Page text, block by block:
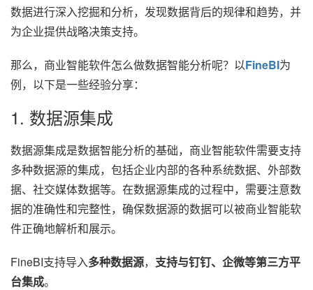
数据进行深入挖掘和分析，发现数据背后的规律和趋势，并
为企业提供战略决策支持。
那么，商业智能软件怎么做数据智能分析呢？以FineBI为
例，以下是一些经验分享：
1. 数据源集成
数据源集成是数据智能分析的基础，商业智能软件需要支持
多种数据源的集成，包括企业内部的各种系统数据、外部数
据、社交媒体数据等。在数据源集成的过程中，需要注意数
据的准确性和完整性，确保数据源的数据可以被商业智能软
件正确地解析和展示。
FineBI支持导入多种数据源， 支持与钉钉、企微等第三方平
台集成。